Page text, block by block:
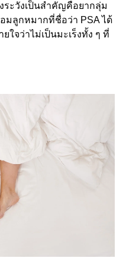
ระวังเป็นสำคัญคือยากลุ่ม
มลูกหมากที่ชื่อว่า PSA ได้
ใจว่าไม่เป็นมะเร็งทั้ง ๆ ที่